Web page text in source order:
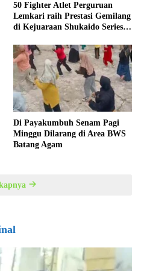
50 Fighter Atlet Perguruan
Lemkari raih Prestasi Gemilang
di Kejuaraan Shukaido Series 1
Di Payakumbuh Senam Pagi
Minggu Dilarang di Area BWS
Batang Agam